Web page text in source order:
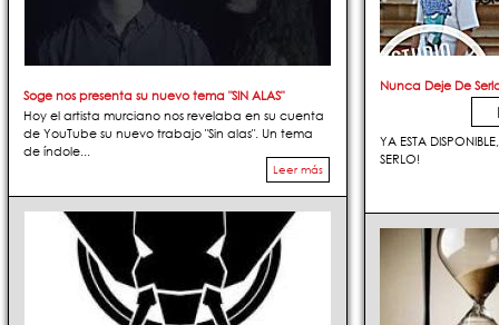
Soge nos presenta su nuevo tema "SIN ALAS"
Hoy el artista murciano nos revelaba en su cuenta
de YouTube su nuevo trabajo "Sin alas". Un tema
de índole...
Leer más
Nunca Deje De
YA ESTA
SERLO!